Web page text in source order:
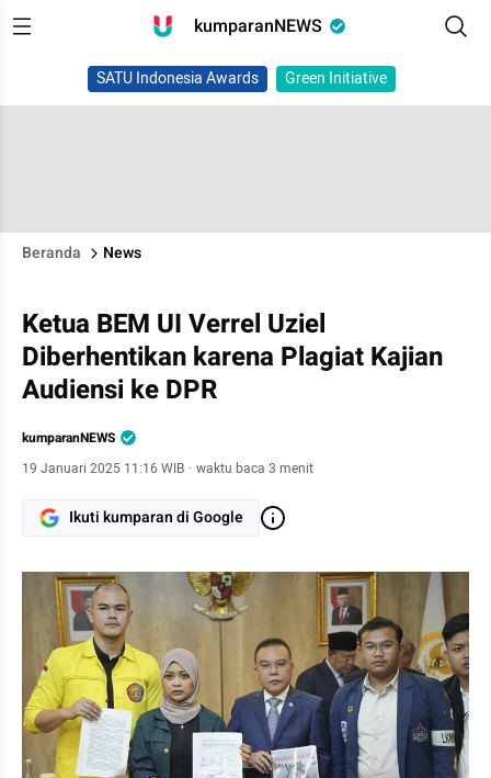
kumparanNEWS
SATU Indonesia Awards Green Initiative
Beranda News
Ketua BEM UI Verrel Uziel
Diberhentikan karena Plagiat Kajian
Audiensi ke DPR
kumparanNEWS
19 Januari 2025 11:16 WIB · waktu baca 3 menit
Ikuti kumparan di Google